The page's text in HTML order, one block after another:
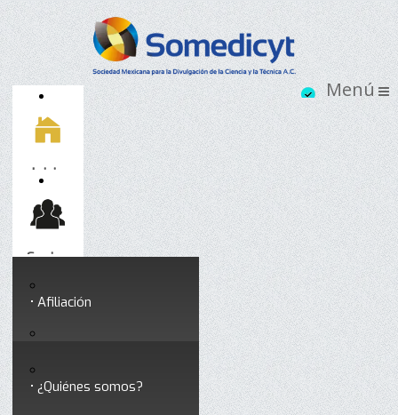
Inicio
Socios
Afiliación
Testimonios
Somedicyt
¿Quiénes somos?